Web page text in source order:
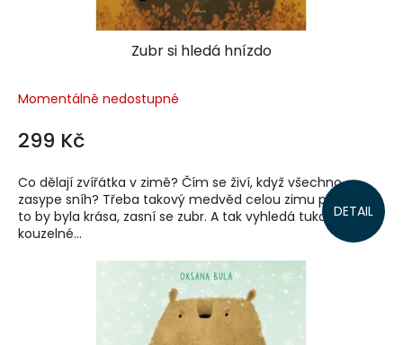
Zubr si hledá hnízdo
Momentálně nedostupné
299 Kč
DETAIL
Co dělají zvířátka v zimě? Čím se živí, když všechno
zasype sníh? Třeba takový medvěd celou zimu prospí. Ó,
to by byla krása, zasní se zubr. A tak vyhledá tukoně,
kouzelné...